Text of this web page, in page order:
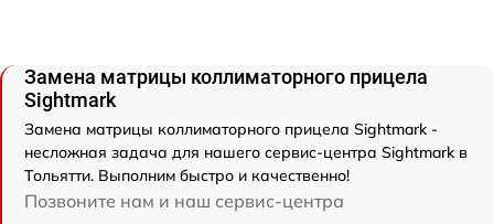
Замена матрицы коллиматорного прицела
Sightmark
Замена матрицы коллиматорного прицела Sightmark -
несложная задача для нашего сервис-центра Sightmark в
Тольятти. Выполним быстро и качественно!
Позвоните нам и наш сервис-центра